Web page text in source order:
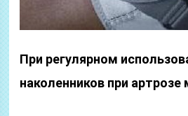
При регулярном
наколенников при